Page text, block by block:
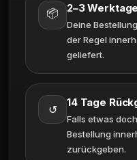
📦 2–3
Deine
der Regel
geliefert.
↺
14 Tage
Falls etwas
Bestellung
zurückgeben.